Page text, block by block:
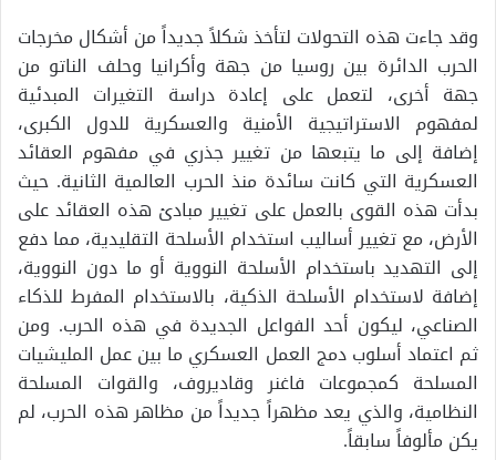
وقد جاءت هذه التحولات لتأخذ شكلاً جديداً من أشكال مخرجات
الحرب الدائرة بين روسيا من جهة وأكرانيا وحلف الناتو من
جهة أخرى، لتعمل على إعادة دراسة التغيرات المبدئية
لمفهوم الاستراتيجية الأمنية والعسكرية للدول الكبرى،
إضافة إلى ما يتبعها من تغيير جذري في مفهوم العقائد
العسكرية التي كانت سائدة منذ الحرب العالمية الثانية. حيث
بدأت هذه القوى بالعمل على تغيير مبادئ هذه العقائد على
الأرض، مع تغيير أساليب استخدام الأسلحة التقليدية، مما دفع
إلى التهديد باستخدام الأسلحة النووية أو ما دون النووية،
إضافة لاستخدام الأسلحة الذكية، بالاستخدام المفرط للذكاء
الصناعي، ليكون أحد الفواعل الجديدة في هذه الحرب. ومن
ثم اعتماد أسلوب دمج العمل العسكري ما بين عمل المليشيات
المسلحة كمجموعات فاغنر وقاديروف، والقوات المسلحة
النظامية، والذي يعد مظهراً جديداً من مظاهر هذه الحرب، لم
يكن مألوفاً سابقاً.